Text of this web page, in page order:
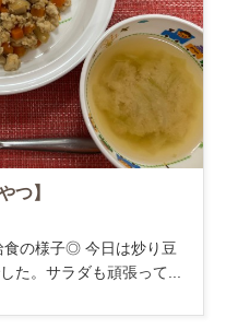
つ】
の様子◎ 今日は炒り豆
た。サラダも頑張って...